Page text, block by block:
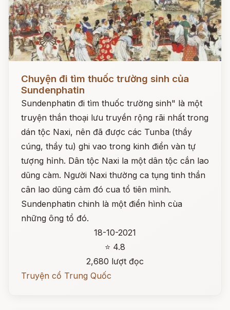
Chuyện đi tìm thuốc trường sinh của
Sundenphatin
Sundenphatin đi tìm thuốc trường sinh" là một
truyện thắn thoại lưu truyền rộng rãi nhất trong
dán tộc Naxi, nên đã được các Tunba (thầy
cúng, thầy tu) ghi vao trong kinh điển vàn tự
tượng hỉnh. Dân tộc Naxi la một dân tộc cắn lao
dũng càm. Người Naxi thường ca tụng tinh thần
cân lao dũng cảm đó cua tổ tiên mình.
Sundenphatin chinh là một điển hình cùa
những ông tổ đó.
18-10-2021
⭐ 4.8
2,680 lượt đọc
Truyện cổ Trung Quốc